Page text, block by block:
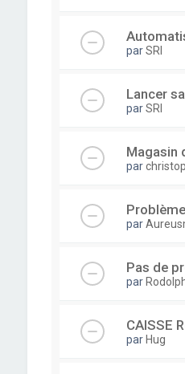
parSRI
Lancer
parSRI
Magasin
par
par
Pas de
par
CAISSE
par Hug